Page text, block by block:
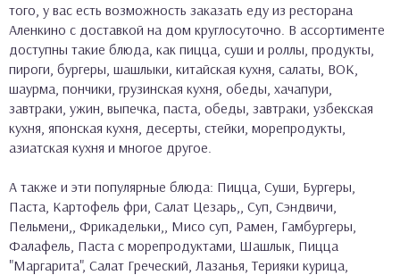
того, у вас есть возможность заказать еду из ресторана
Аленкино с доставкой на дом круглосуточно. В ассортименте
доступны такие блюда, как пицца, суши и роллы, продукты,
пироги, бургеры, шашлыки, китайская кухня, салаты, ВОК,
шаурма, пончики, грузинская кухня, обеды, хачапури,
завтраки, ужин, выпечка, паста, обеды, завтраки, узбекская
кухня, японская кухня, десерты, стейки, морепродукты,
азиатская кухня и многое другое.
А также и эти популярные блюда: Пицца, Суши, Бургеры,
Паста, Картофель фри, Салат Цезарь,, Суп, Сэндвичи,
Пельмени,, Фрикадельки,, Мисо суп, Рамен, Гамбургеры,
Фалафель, Паста с морепродуктами, Шашлык, Пицца
"Маргарита", Салат Греческий, Лазанья, Терияки курица,